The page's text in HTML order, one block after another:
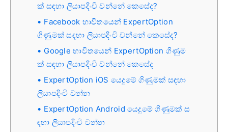
ක් සඳහා ලියාපදිංචි වන්නේ කෙසේද?
Facebook භාවිතයෙන් ExpertOption
ගිණුමක් සඳහා ලියාපදිංචි වන්නේ කෙසේද?
Google භාවිතයෙන් ExpertOption ගිණුම
ක් සඳහා ලියාපදිංචි වන්නේ කෙසේද
ExpertOption iOS යෙදුමේ ගිණුමක් සඳහා
ලියාපදිංචි වන්න
ExpertOption Android යෙදුමේ ගිණුමක් ස
ඳහා ලියාපදිංචි වන්න